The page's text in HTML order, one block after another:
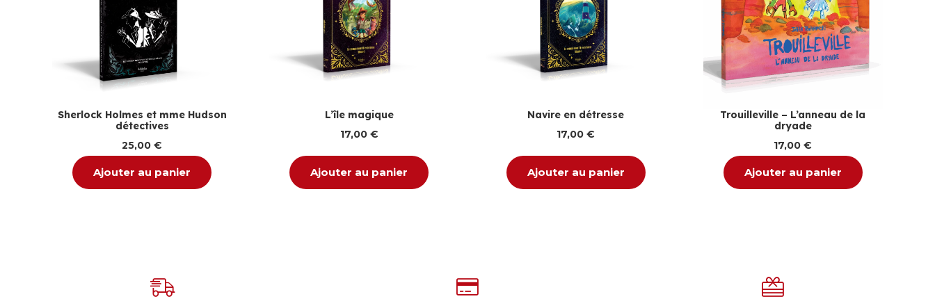
Sherlock Holmes et mme Hudson
détectives
25,00€
Ajouter au panier
L’île magique
17,00 €
Ajouter au panier
Navire en détresse
17,00€
Ajouter au panier
Trouilleville – L’anneau de la
dryade
17,00€
Ajouter au panier